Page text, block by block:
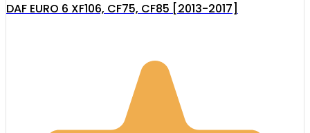
DAF EURO 6 XF106, CF75, CF85 [2013-2017]